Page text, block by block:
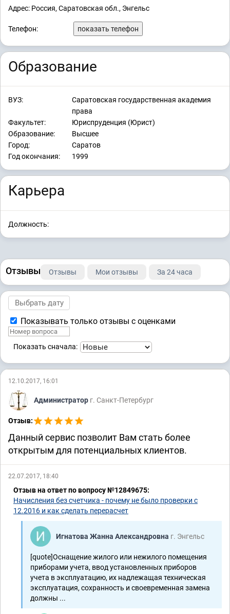
Адрес: Россия, Саратовская обл., Энгельс
Телефон: показать телефон
Образование
ВУЗ:
Саратовская государственная академия
права
Факультет:
Юриспруденция (Юрист)
Образование:
Высшее
Город:
Саратов
Год окончания:
1999
Карьера
Должность:
Отзывы Отзывы Мои отзывы За 24 часа
Показывать только отзывы с оценками
Показать сначала:
12.10.2017, 16:01
Администратор г. Санкт-Петербург
Отзыв:
Данный сервис позволит Вам стать более
открытым для потенциальных клиентов.
22.07.2017, 18:40
Отзыв на ответ по вопросу №12849675:
Начисления без счетчика - почему не было проверки с
12.2016 и как сделать перерасчет
Игнатова Жанна Александровна г. Энгельс
[quote]Оснащение жилого или нежилого помещения
приборами учета, ввод установленных приборов
учета в эксплуатацию, их надлежащая техническая
эксплуатация, сохранность и своевременная замена
должны ...